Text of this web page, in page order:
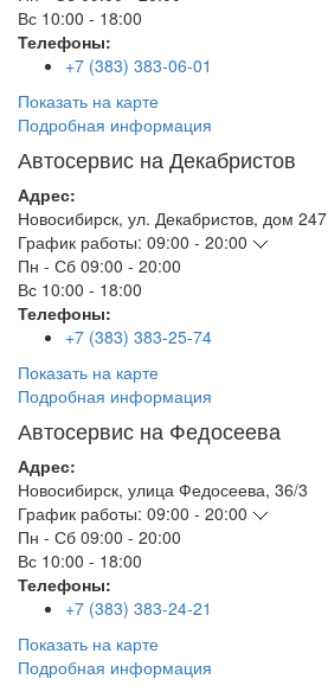
Вс 10:00 - 18:00
Телефоны:
+7 (383) 383-06-01
Показать на карте
Подробная информация
Автосервис на Декабристов
Адрес:
Новосибирск, ул. Декабристов, дом 247
График работы: 09:00 - 20:00
Пн - Сб 09:00 - 20:00
Вс 10:00 - 18:00
Телефоны:
+7 (383) 383-25-74
Показать на карте
Подробная информация
Автосервис на Федосеева
Адрес:
Новосибирск, улица Федосеева, 36/3
График работы: 09:00 - 20:00
Пн - Сб 09:00 - 20:00
Вс 10:00 - 18:00
Телефоны:
+7 (383) 383-24-21
Показать на карте
Подробная информация